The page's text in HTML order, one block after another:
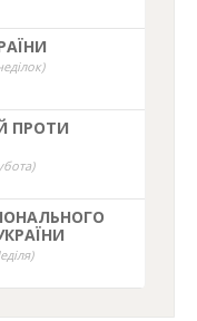
ПРОТИ